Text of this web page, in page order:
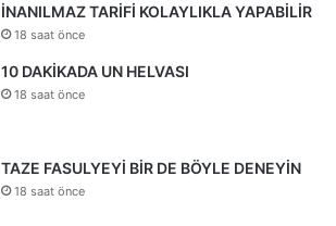
İNANILMAZ TARİFİ KOLAYLIKLA YAPABİLİR
18 saat önce
10 DAKİKADA UN HELVASI
18 saat önce
TAZE FASULYEYİ BİR DE BÖYLE DENEYİN
18 saat önce